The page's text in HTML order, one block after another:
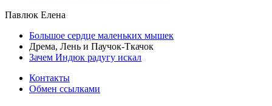
Павлюк Елена
Большое сердце маленьких мышек
Дрема, Лень и Паучок-Ткачок
Зачем Индюк радугу искал
Контакты
Обмен ссылками